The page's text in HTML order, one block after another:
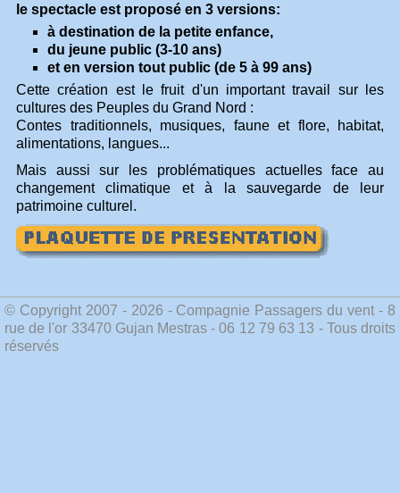
le spectacle est proposé en 3 versions:
à destination de la petite enfance,
du jeune public (3-10 ans)
et en version tout public (de 5 à 99 ans)
Cette création est le fruit d'un important travail sur les
cultures des Peuples du Grand Nord :
Contes traditionnels, musiques, faune et flore, habitat,
alimentations, langues...
Mais aussi sur les problématiques actuelles face au
changement climatique et à la sauvegarde de leur
patrimoine culturel.
© Copyright 2007 - 2026 - Compagnie Passagers du vent - 8
rue de l'or 33470 Gujan Mestras - 06 12 79 63 13 - Tous droits
réservés